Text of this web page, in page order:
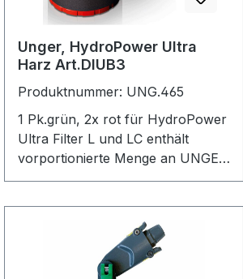
Unger, HydroPower Ultra
Harz Art.DIUB3
Produktnummer: UNG.465
1 Pk.grün, 2x rot für HydroPower
Ultra Filter L und LC enthält
vorportionierte Menge an UNGER
Premium Ionen-Austauschharz